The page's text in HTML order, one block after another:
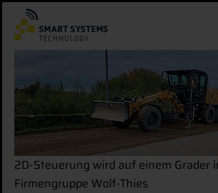
2D-Steuerung wird auf einem Grader
Firmengruppe Wolf-Thies